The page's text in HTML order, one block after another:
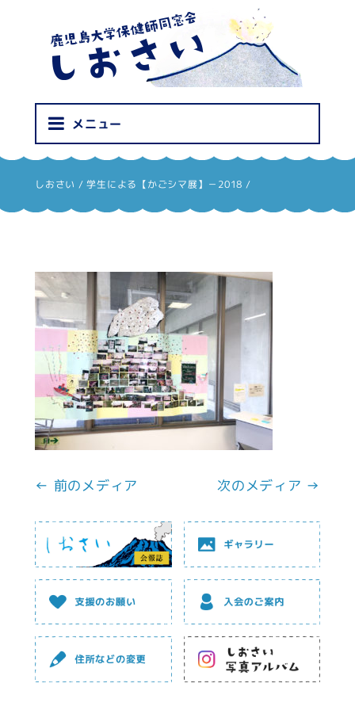
メニュー
しおさい /学生による【かごシマ展】－2018 /
← 前のメディア 次のメディア →